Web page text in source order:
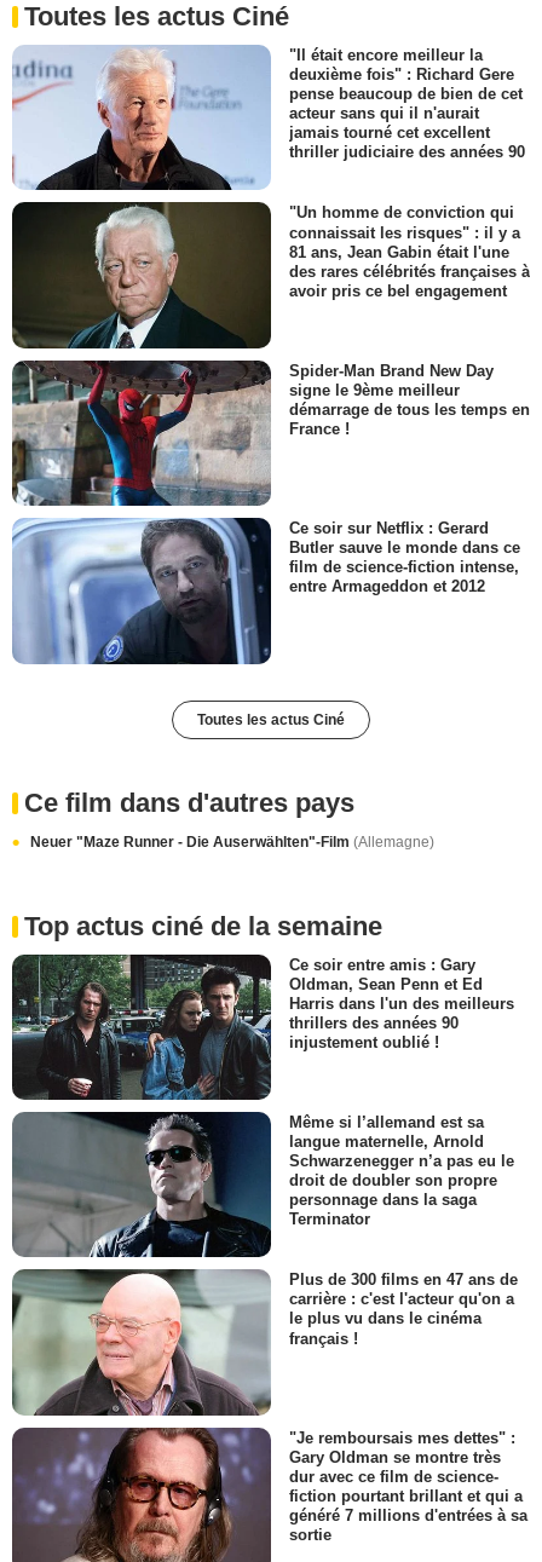
Toutes les actus Ciné
"Il était encore meilleur la
deuxième fois" : Richard Gere
pense beaucoup de bien de cet
acteur sans qui il n'aurait
jamais tourné cet excellent
thriller judiciaire des années 90
"Un homme de conviction qui
connaissait les risques" : il y a
81 ans, Jean Gabin était l'une
des rares célébrités françaises à
avoir pris ce bel engagement
Spider-Man Brand New Day
signe le 9ème meilleur
démarrage de tous les temps en
France !
Ce soir sur Netflix : Gerard
Butler sauve le monde dans ce
film de science-fiction intense,
entre Armageddon et 2012
Toutes les actus Ciné
Ce film dans d'autres pays
Neuer "Maze Runner - Die Auserwählten"-Film (Allemagne)
Top actus ciné de la semaine
Ce soir entre amis : Gary
Oldman, Sean Penn et Ed
Harris dans l'un des meilleurs
thrillers des années 90
injustement oublié !
Même si l’allemand est sa
langue maternelle, Arnold
Schwarzenegger n’a pas eu le
droit de doubler son propre
personnage dans la saga
Terminator
Plus de 300 films en 47 ans de
carrière : c'est l'acteur qu'on a
le plus vu dans le cinéma
français !
"Je remboursais mes dettes" :
Gary Oldman se montre très
dur avec ce film de science-
fiction pourtant brillant et qui a
généré 7 millions d'entrées à sa
sortie